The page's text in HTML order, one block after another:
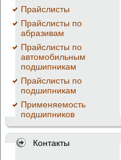
Прайслисты
Прайслисты по
абразивам
Прайслисты по
автомобильным
подшипникам
Прайслисты по
подшипникам
Применяемость
подшипников
Контакты